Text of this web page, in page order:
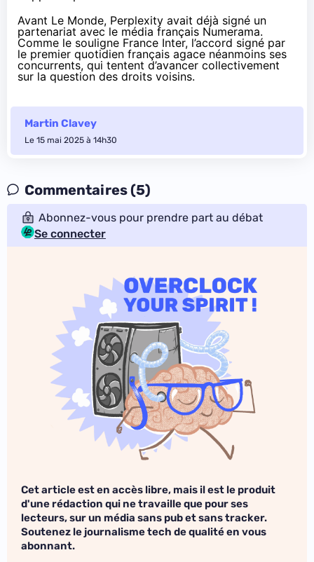
Avant Le Monde, Perplexity avait déjà signé un
partenariat avec le média français Numerama.
Comme le souligne France Inter, l’accord signé par
le premier quotidien français agace néanmoins ses
concurrents, qui tentent d’avancer collectivement
sur la question des droits voisins.
Martin Clavey
Le 15 mai 2025 à 14h30
Commentaires (5)
Abonnez-vous pour prendre part au débat
Se connecter
Cet article est en accès libre, mais il est le produit
d'une rédaction qui ne travaille que pour ses
lecteurs, sur un média sans pub et sans tracker.
Soutenez le journalisme tech de qualité en vous
abonnant.